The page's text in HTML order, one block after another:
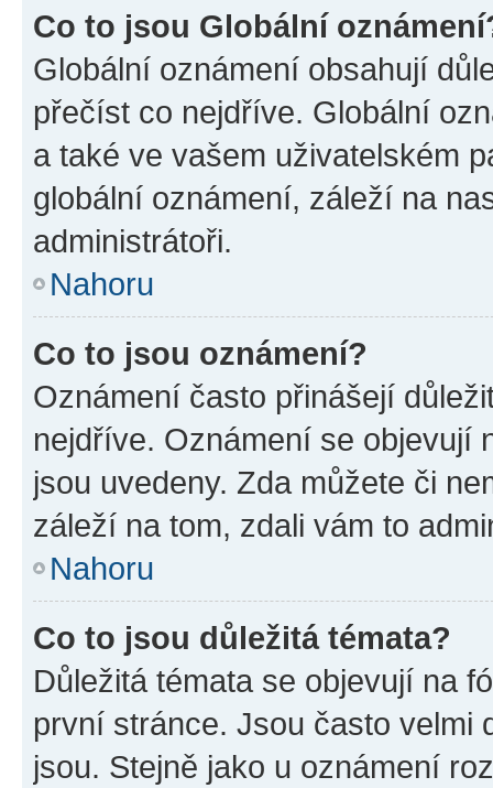
Co to jsou Globální
Globální oznámení obsahují
přečíst co nejdříve. Globální
a také ve vašem uživatelském
globální oznámení, záleží na
administrátoři.
Nahoru
Co to jsou oznámení?
Oznámení často přinášejí
nejdříve. Oznámení se objevují
jsou uvedeny. Zda můžete či
záleží na tom, zdali vám to
Nahoru
Co to jsou důležitá témata?
Důležitá témata se objevují na
první stránce. Jsou často velmi
jsou. Stejně jako u oznámení